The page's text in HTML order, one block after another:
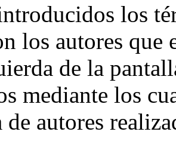
los
los autores que
de la
mediante los
de autores